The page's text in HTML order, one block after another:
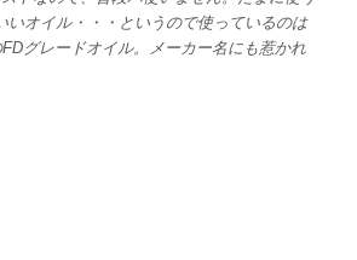
いオイル・・・というので使っているのは
グレードオイル。メーカー名にも惹かれ